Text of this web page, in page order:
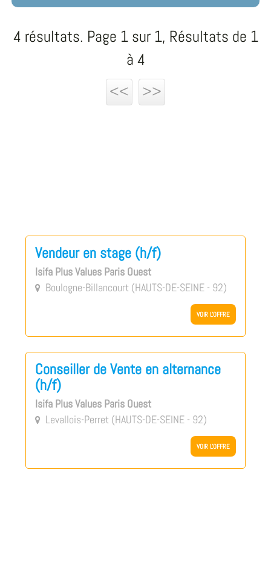
4 résultats. Page 1 sur 1, Résultats de 1
à 4
<<
>>
Vendeur en stage (h/f)
Isifa Plus Values Paris Ouest
 Boulogne-Billancourt (HAUTS-DE-SEINE - 92)
VOIR L'OFFRE
Conseiller de Vente en alternance
(h/f)
Isifa Plus Values Paris Ouest
 Levallois-Perret (HAUTS-DE-SEINE - 92)
VOIR L'OFFRE